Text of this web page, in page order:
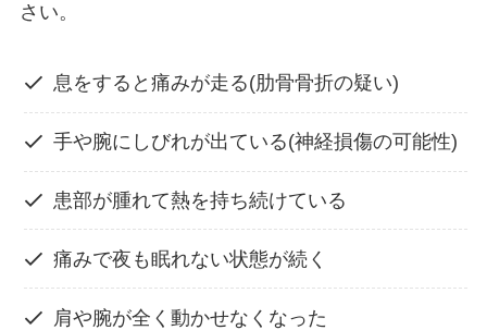
さい。
息をすると痛みが走る(肋骨骨折の疑い)
手や腕にしびれが出ている(神経損傷の可能性)
患部が腫れて熱を持ち続けている
痛みで夜も眠れない状態が続く
肩や腕が全く動かせなくなった